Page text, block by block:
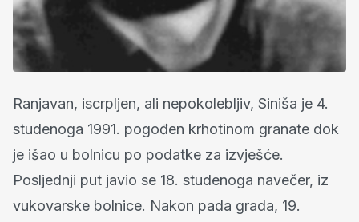
Ranjavan, iscrpljen, ali nepokolebljiv, Siniša je 4.
studenoga 1991. pogođen krhotinom granate dok
je išao u bolnicu po podatke za izvješće.
Posljednji put javio se 18. studenoga navečer, iz
vukovarske bolnice. Nakon pada grada, 19.